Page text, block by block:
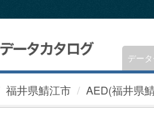
デー
福井県鯖江市 AED(福井県